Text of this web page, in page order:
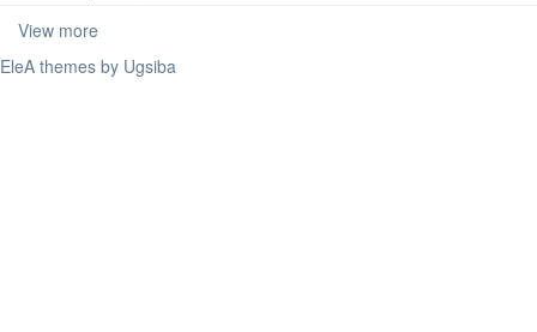
View more
EleA themes by Ugsiba